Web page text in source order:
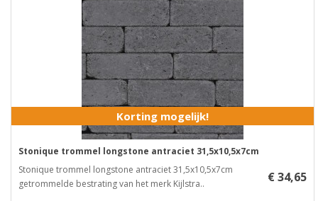
Korting mogelijk!
Stonique trommel longstone antraciet 31,5x10,5x7cm
Stonique trommel longstone antraciet 31,5x10,5x7cm ​
getrommelde bestrating van het merk Kijlstra..
€ 34,65